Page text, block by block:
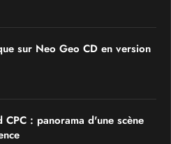
sur Neo Geo CD en version
CPC : panorama d'une scène